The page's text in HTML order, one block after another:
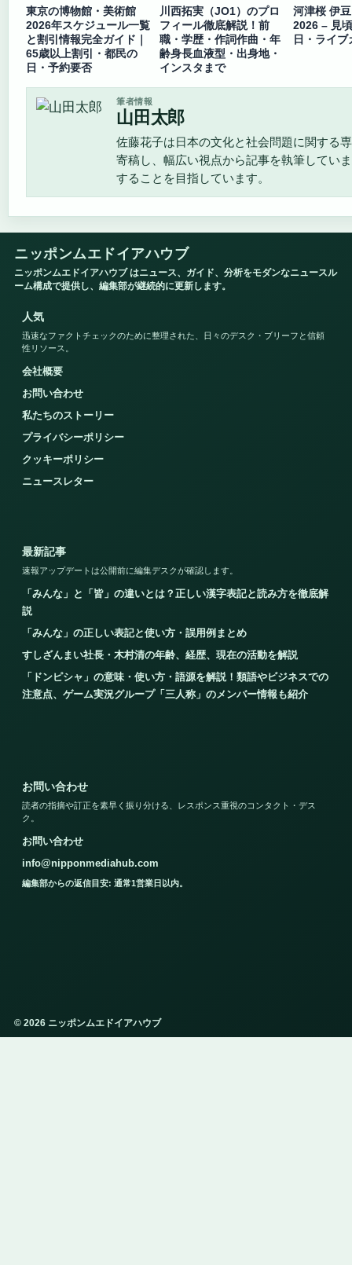
東京の博物館・美術館
2026年スケジュール一覧
と割引情報完全ガイド｜
65歳以上割引・都民の
日・予約要否
川西拓実（JO1）のプロ
フィール徹底解説！前
職・学歴・作詞作曲・年
齢身長血液型・出身地・
インスタまで
河津桜 伊
2026 – 見
日・ライ
筆者情報
山田太郎
佐藤花子は日本の文化と社会問題に関する
寄稿し、幅広い視点から記事を執筆してい
することを目指しています。
ニッポンムエドイアハウブ
ニッポンムエドイアハウブ はニュース、ガイド、分析をモダンなニュースル
ーム構成で提供し、編集部が継続的に更新します。
人気
迅速なファクトチェックのために整理された、日々のデスク・ブリーフと信頼
性リソース。
会社概要
お問い合わせ
私たちのストーリー
プライバシーポリシー
クッキーポリシー
ニュースレター
最新記事
速報アップデートは公開前に編集デスクが確認します。
「みんな」と「皆」の違いとは？正しい漢字表記と読み方を徹底解
説
「みんな」の正しい表記と使い方・誤用例まとめ
すしざんまい社長・木村清の年齢、経歴、現在の活動を解説
「ドンピシャ」の意味・使い方・語源を解説！類語やビジネスでの
注意点、ゲーム実況グループ「三人称」のメンバー情報も紹介
お問い合わせ
読者の指摘や訂正を素早く振り分ける、レスポンス重視のコンタクト・デス
ク。
お問い合わせ
info@nipponmediahub.com
編集部からの返信目安: 通常1営業日以内。
© 2026 ニッポンムエドイアハウブ